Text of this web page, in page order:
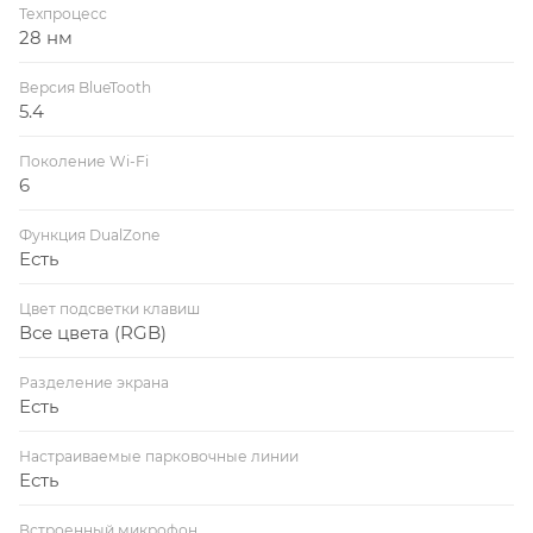
Техпроцесс
28 нм
Версия BlueTooth
5.4
Поколение Wi-Fi
6
Функция DualZone
Есть
Цвет подсветки клавиш
Все цвета (RGB)
Разделение экрана
Есть
Настраиваемые парковочные линии
Есть